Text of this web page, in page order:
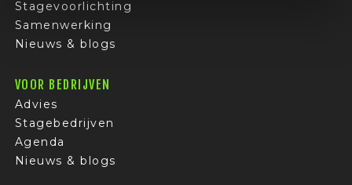
Stagevoorlichting
Samenwerking
Nieuws & blogs
VOOR BEDRIJVEN
Advies
Stagebedrijven
Agenda
Nieuws & blogs